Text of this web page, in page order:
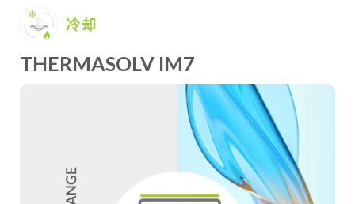
冷却
THERMASOLV IM7